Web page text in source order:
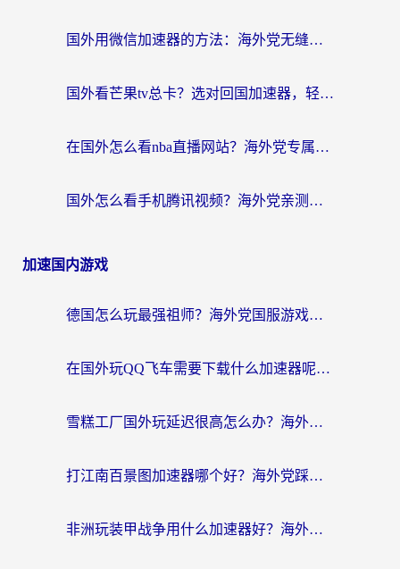
国外用微信加速器的方法：海外党无缝连接国内生活的实用指南
国外看芒果tv总卡？选对回国加速器，轻松追《浪姐》不费劲
在国外怎么看nba直播网站？海外党专属体育观赛指南，告别地区限制！
国外怎么看手机腾讯视频？海外党亲测有效的追剧加速器选择指南
加速国内游戏
德国怎么玩最强祖师？海外党国服游戏加速器选择全攻略（附宝可梦Online实测）
在国外玩QQ飞车需要下载什么加速器呢？海外党亲测有效的国服游戏加速指南
雪糕工厂国外玩延迟很高怎么办？海外玩家国服游戏加速终极攻略（附实测推荐）
打江南百景图加速器哪个好？海外党踩坑N次后，终于找到不卡的秘诀
非洲玩装甲战争用什么加速器好？海外党亲测有效的国服游戏加速方案